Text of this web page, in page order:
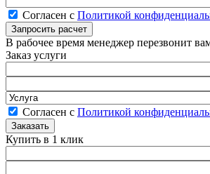
Согласен с Политикой
В рабочее время менеджер перезвонит
Заказ услуги
Согласен с Политикой
Купить в 1 клик